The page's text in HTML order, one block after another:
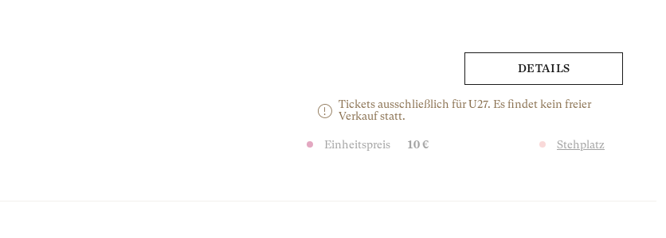
DETAILS
Tickets ausschließlich für U27. Es findet kein freier
Verkauf statt.
Einheitspreis 10 € Stehplatz